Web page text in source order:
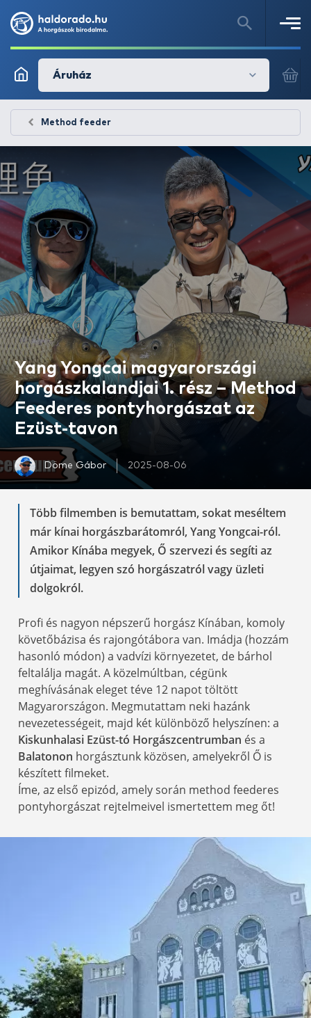
Áruház
Method feeder
Yang Yongcai magyarországi
horgászkalandjai 1. rész – Method
Feederes pontyhorgászat az
Ezüst-tavon
Döme Gábor 2025-08-06
Több filmemben is bemutattam, sokat meséltem
már kínai horgászbarátomról, Yang Yongcai-ról.
Amikor Kínába megyek, Ő szervezi és segíti az
útjaimat, legyen szó horgászatról vagy üzleti
dolgokról.
Profi és nagyon népszerű horgász Kínában, komoly
követőbázisa és rajongótábora van. Imádja (hozzám
hasonló módon) a vadvízi környezetet, de bárhol
feltalálja magát. A közelmúltban, cégünk
meghívásának eleget téve 12 napot töltött
Magyarországon. Megmutattam neki hazánk
nevezetességeit, majd két különböző helyszínen: a
Kiskunhalasi Ezüst-tó Horgászcentrumban és a
Balatonon horgásztunk közösen, amelyekről Ő is
készített filmeket.
Íme, az első epizód, amely során method feederes
pontyhorgászat rejtelmeivel ismertettem meg őt!